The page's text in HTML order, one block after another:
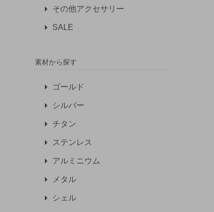
その他アクセサリー
SALE
素材から探す
ゴールド
シルバー
チタン
ステンレス
アルミニウム
メタル
シェル